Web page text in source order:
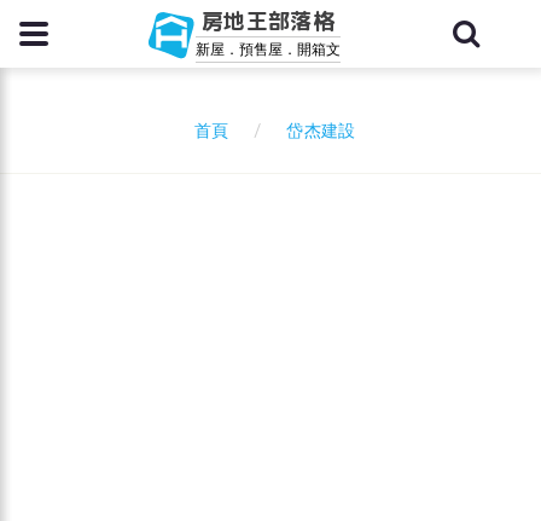
房地王部落格
新屋．預售屋．開箱文
首頁 岱杰建設